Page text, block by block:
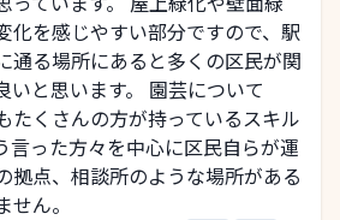
化を感じやすい部分ですので、駅
通る場所にあると多くの区民が関
いと思います。 園芸について
たくさんの方が持っているスキル
言った方々を中心に区民自らが運
拠点、相談所のような場所がある
ん。